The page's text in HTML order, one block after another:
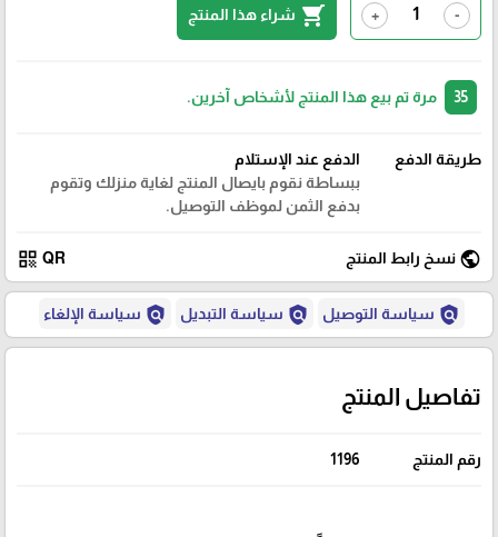
-
+
shopping_cart شراء هذا المنتج
مرة تم بيع هذا المنتج لأشخاص آخرين.
طريقة الدفع
الدفع عند الإستلام
ببساطة نقوم بايصال المنتج لغاية منزلك وتقوم
بدفع الثمن لموظف التوصيل.
public نسخ رابط المنتج QR
qr_code
policy سياسة التوصيل policy سياسة التبديل policy سياسة الإلغاء
تفاصيل المنتج
رقم المنتج 1196